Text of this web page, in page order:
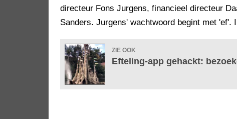
directeur Fons Jurgens, financieel directeur
Sanders. Jurgens' wachtwoord begint met
ZIE OOK
Efteling-app gehackt: